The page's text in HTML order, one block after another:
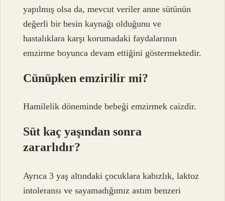
yapılmış olsa da, mevcut veriler anne sütünün
değerli bir besin kaynağı olduğunu ve
hastalıklara karşı korumadaki faydalarının
emzirme boyunca devam ettiğini göstermektedir.
Cünüpken emzirilir mi?
Hamilelik döneminde bebeği emzirmek caizdir.
Süt kaç yaşından sonra
zararlıdır?
Ayrıca 3 yaş altındaki çocuklara kabızlık, laktoz
intoleransı ve sayamadığımız astım benzeri